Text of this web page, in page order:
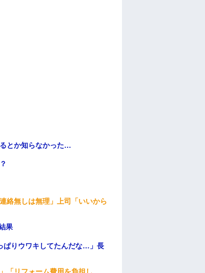
とか知らなかった…
絡無しは無理」上司「いいから
果
ぱりウワキしてたんだな…」長